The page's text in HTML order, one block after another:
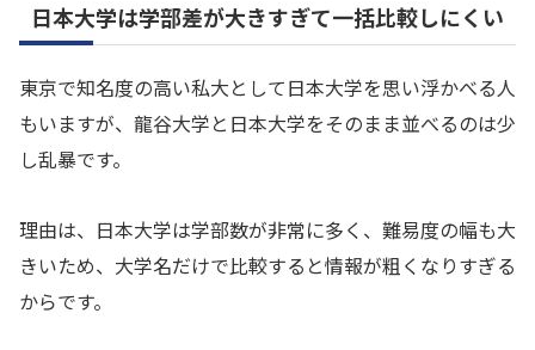
日本大学は学部差が大きすぎて一括比較しにくい
東京で知名度の高い私大として日本大学を思い浮かべる人
もいますが、龍谷大学と日本大学をそのまま並べるのは少
し乱暴です。
理由は、日本大学は学部数が非常に多く、難易度の幅も大
きいため、大学名だけで比較すると情報が粗くなりすぎる
からです。